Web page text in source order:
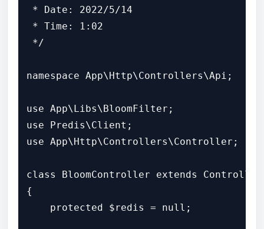
* Date: 2022/5/14
* Time: 1:02
*/
namespace App\Http\Controllers\Api;
use App\Libs\BloomFilter;
use Predis\Client;
use App\Http\Controllers\Controller;
class BloomController extends Controller
{
    protected $redis = null;